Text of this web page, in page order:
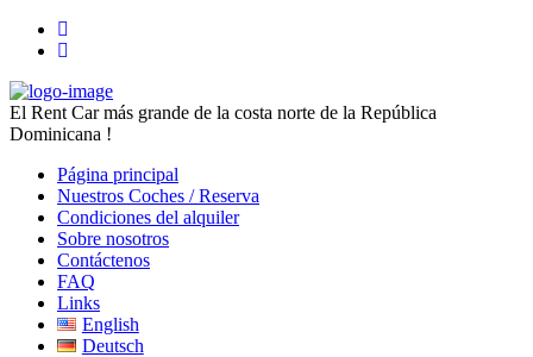
El Rent Car más grande de la costa norte de la República
Dominicana !
Página principal
Nuestros Coches / Reserva
Condiciones del alquiler
Sobre nosotros
Contáctenos
FAQ
Links
English
Deutsch